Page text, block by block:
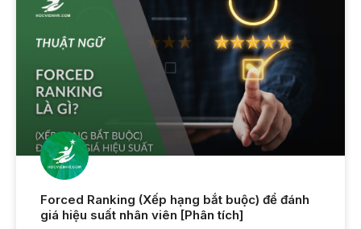
Forced Ranking (Xếp hạng bắt buộc) để đánh
giá hiệu suất nhân viên [Phân tích]